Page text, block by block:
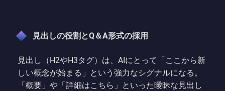
見出しの役割とQ＆A形式の採用
見出し（H2やH3タグ）は、AIにとって「ここから新
しい概念が始まる」という強力なシグナルになる。
「概要」や「詳細はこちら」といった曖昧な見出し